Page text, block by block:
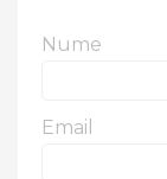
Nume
Email